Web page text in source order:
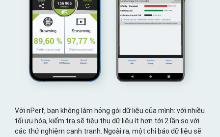
Với nPerf, bạn không làm hỏng gói dữ liệu của mình: với nhiều
tối ưu hóa, kiểm tra sẽ tiêu thụ dữ liệu ít hơn tới 2 lần so với
các thử nghiệm cạnh tranh. Ngoài ra, một chỉ báo dữ liệu sẽ